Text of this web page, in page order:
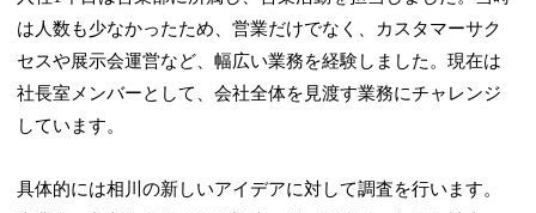
は人数も少なかったため、営業だけでなく、カスタマーサク
セスや展示会運営など、幅広い業務を経験しました。現在は
社長室メンバーとして、会社全体を見渡す業務にチャレンジ
しています。
具体的には相川の新しいアイデアに対して調査を行います。